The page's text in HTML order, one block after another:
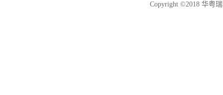
Copyright ©2018 华粤